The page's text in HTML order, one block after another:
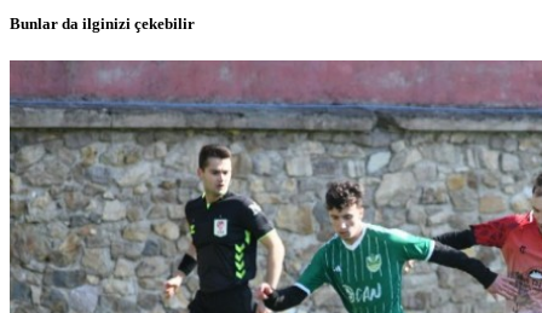
Bunlar da ilginizi çekebilir